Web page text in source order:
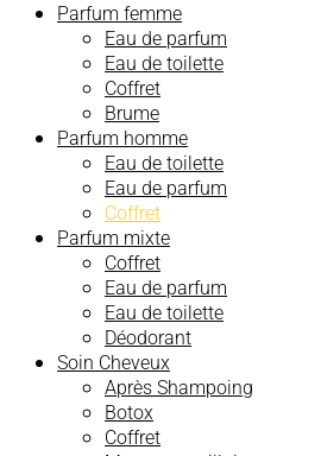
Parfum femme
Eau de parfum
Eau de toilette
Coffret
Brume
Parfum homme
Eau de toilette
Eau de parfum
Coffret
Parfum mixte
Coffret
Eau de parfum
Eau de toilette
Déodorant
Soin Cheveux
Après Shampoing
Botox
Coffret